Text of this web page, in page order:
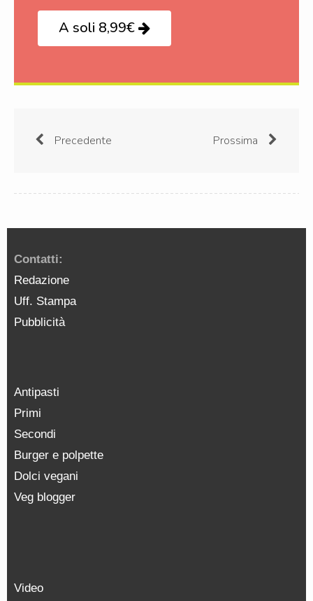
A soli 8,99€
Precedente Prossima
Contatti:
Redazione
Uff. Stampa
Pubblicità
Antipasti
Primi
Secondi
Burger e polpette
Dolci vegani
Veg blogger
Video